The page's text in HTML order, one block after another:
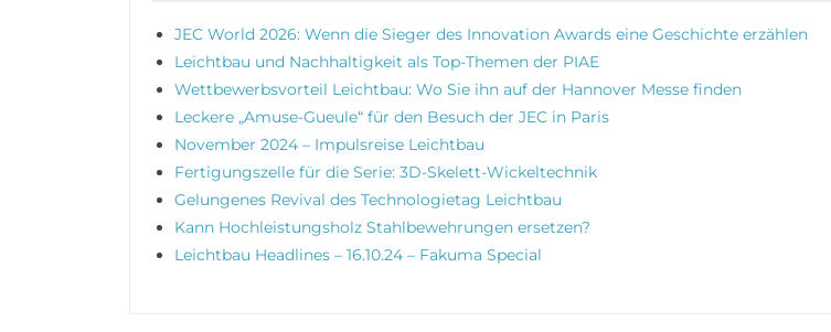
JEC World 2026: Wenn die Sieger des Innovation Awards eine Geschichte erzählen
Leichtbau und Nachhaltigkeit als Top-Themen der PIAE
Wettbewerbsvorteil Leichtbau: Wo Sie ihn auf der Hannover Messe finden
Leckere „Amuse-Gueule“ für den Besuch der JEC in Paris
November 2024 – Impulsreise Leichtbau
Fertigungszelle für die Serie: 3D-Skelett-Wickeltechnik
Gelungenes Revival des Technologietag Leichtbau
Kann Hochleistungsholz Stahlbewehrungen ersetzen?
Leichtbau Headlines – 16.10.24 – Fakuma Special